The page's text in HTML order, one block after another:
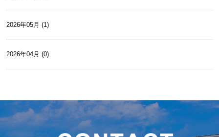
2026年05月 (1)
2026年04月 (0)